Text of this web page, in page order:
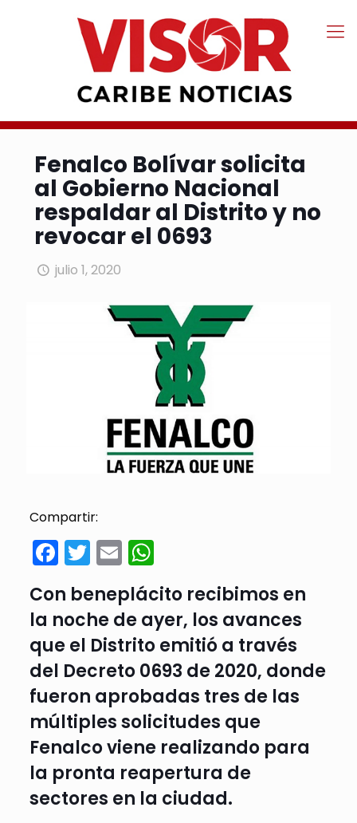
Fenalco Bolívar solicita
al Gobierno Nacional
respaldar al Distrito y no
revocar el 0693
julio 1, 2020
Compartir:
Facebook
Twitter
EmailWhatsApp
Con beneplácito recibimos en
la noche de ayer, los avances
que el Distrito emitió a través
del Decreto 0693 de 2020, donde
fueron aprobadas tres de las
múltiples solicitudes que
Fenalco viene realizando para
la pronta reapertura de
sectores en la ciudad.